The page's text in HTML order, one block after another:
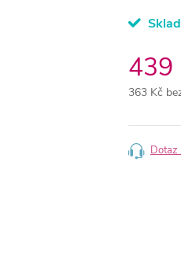
439
363 Kč
cena: